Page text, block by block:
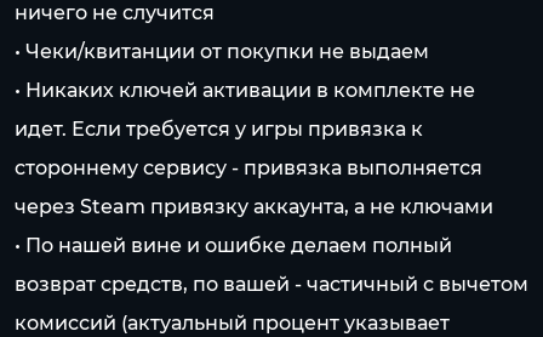
ничего не случится
• Чеки/квитанции от покупки не выдаем
• Никаких ключей активации в комплекте не
идет. Если требуется у игры привязка к
стороннему сервису - привязка выполняется
через Steam привязку аккаунта, а не ключами
• По нашей вине и ошибке делаем полный
возврат средств, по вашей - частичный с вычетом
комиссий (актуальный процент указывает